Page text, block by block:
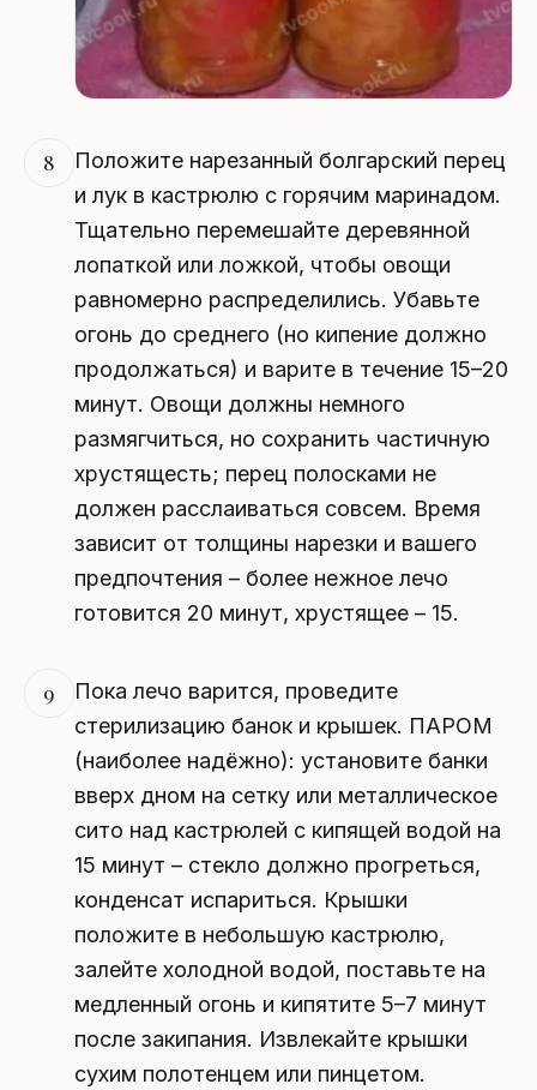
8
Положите нарезанный болгарский перец
и лук в кастрюлю с горячим маринадом.
Тщательно перемешайте деревянной
лопаткой или ложкой, чтобы овощи
равномерно распределились. Убавьте
огонь до среднего (но кипение должно
продолжаться) и варите в течение 15–20
минут. Овощи должны немного
размягчиться, но сохранить частичную
хрустящесть; перец полосками не
должен расслаиваться совсем. Время
зависит от толщины нарезки и вашего
предпочтения – более нежное лечо
готовится 20 минут, хрустящее – 15.
9
Пока лечо варится, проведите
стерилизацию банок и крышек. ПАРОМ
(наиболее надёжно): установите банки
вверх дном на сетку или металлическое
сито над кастрюлей с кипящей водой на
15 минут – стекло должно прогреться,
конденсат испариться. Крышки
положите в небольшую кастрюлю,
залейте холодной водой, поставьте на
медленный огонь и кипятите 5–7 минут
после закипания. Извлекайте крышки
сухим полотенцем или пинцетом.